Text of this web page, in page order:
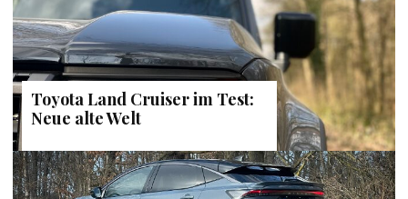
Toyota Land Cruiser im Test:
Neue alte Welt